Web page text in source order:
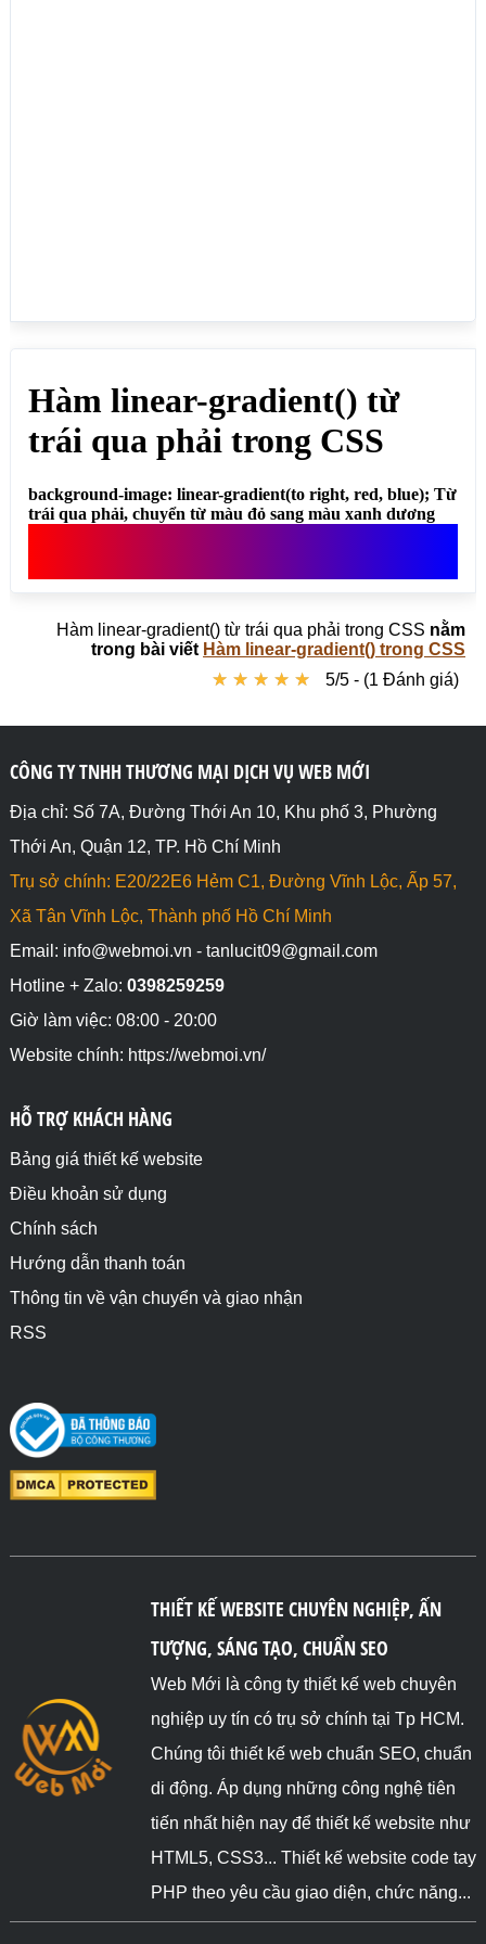
<h4>background-image: linear-gradient(to right, red
30%, blue 10%, green 60%); Từ trái qua phải, chuyển
từ màu đỏ 30% sang màu xanh dương 10% đến màu xanh
<div style="background-image: linear-gradient(to
right, red 30%, blue 10%, green 60%);"></div>
rgba(255,0,0,0), rgba(255,0,0,1)); Từ trái qua
<div style="background-image: linear-gradient(to
right, rgba(255,0,0,0), rgba(255,0,0,1));"></div>
<h4>mask-image: linear-gradient(to right, black 0%,
mờ sang trong suốt</h4>
black 0%, transparent 100%);height:auto">
<img src="https://webmoi.vn/thumuc/thien-nhien.jpg"
style="width:100%;height:auto">
<img src="https://webmoi.vn/thumuc/thien-nhien.jpg"
style="width:100%;height:auto">
</body>
Hàm linear-gradient() từ trái qua phải trong CSS nằm
trong bài viết Hàm linear-gradient() trong CSS
★ ★ ★ ★ ★
★ ★ ★ ★ ★ 5/5 - (1 Đánh giá)
CÔNG TY TNHH THƯƠNG MẠI DỊCH VỤ WEB MỚI
Địa chỉ: Số 7A, Đường Thới An 10, Khu phố 3, Phường
Thới An, Quận 12, TP. Hồ Chí Minh
Trụ sở chính: E20/22E6 Hẻm C1, Đường Vĩnh Lộc, Ấp 57,
Xã Tân Vĩnh Lộc, Thành phố Hồ Chí Minh
Email: info@webmoi.vn - tanlucit09@gmail.com
Hotline + Zalo: 0398259259
Giờ làm việc: 08:00 - 20:00
Website chính: https://webmoi.vn/
HỖ TRỢ KHÁCH HÀNG
Bảng giá thiết kế website
Điều khoản sử dụng
Chính sách
Hướng dẫn thanh toán
Thông tin về vận chuyển và giao nhận
RSS
THIẾT KẾ WEBSITE CHUYÊN NGHIỆP, ẤN
TƯỢNG, SÁNG TẠO, CHUẨN SEO
Web Mới là công ty thiết kế web chuyên
nghiệp uy tín có trụ sở chính tại Tp HCM.
Chúng tôi thiết kế web chuẩn SEO, chuẩn
di động. Áp dụng những công nghệ tiên
tiến nhất hiện nay để thiết kế website như
HTML5, CSS3... Thiết kế website code tay
PHP theo yêu cầu giao diện, chức năng...